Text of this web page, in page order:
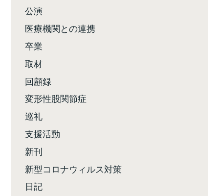
公演
医療機関との連携
卒業
取材
回顧録
変形性股関節症
巡礼
支援活動
新刊
新型コロナウィルス対策
日記